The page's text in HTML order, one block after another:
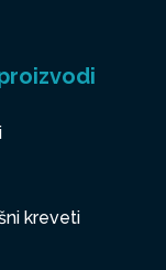
kreveti